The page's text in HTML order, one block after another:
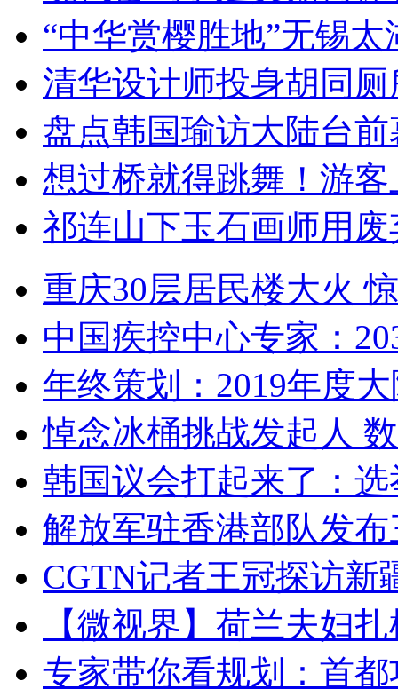
“中华赏樱胜地”无锡
清华设计师投身胡同
盘点韩国瑜访大陆台
想过桥就得跳舞！游客
祁连山下玉石画师用
重庆30层居民楼大火
中国疾控中心专家：
年终策划：2019年度
悼念冰桶挑战发起人
韩国议会打起来了：
解放军驻香港部队发
CGTN记者王冠探访新
【微视界】荷兰夫妇
专家带你看规划：首